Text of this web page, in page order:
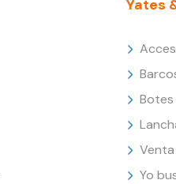
Yates
Yo